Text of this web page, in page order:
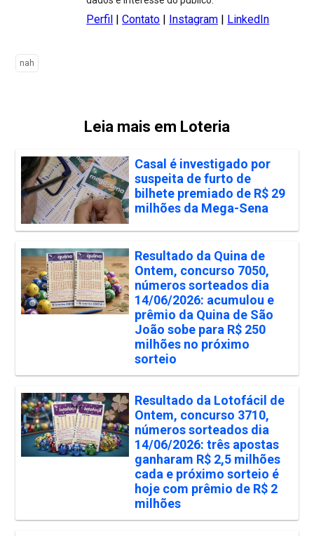
Perfil |Contato Instagram LinkedIn
nah
Leia mais em Loteria
Casal é investigado por
suspeita de furto de
bilhete premiado de R$ 29
milhões da Mega-Sena
Resultado da Quina de
Ontem, concurso 7050,
números sorteados dia
14/06/2026: acumulou e
prêmio da Quina de São
João sobe para R$ 250
milhões no próximo
sorteio
Resultado da Lotofácil de
Ontem, concurso 3710,
números sorteados dia
14/06/2026: três apostas
ganharam R$ 2,5 milhões
cada e próximo sorteio é
hoje com prêmio de R$ 2
milhões